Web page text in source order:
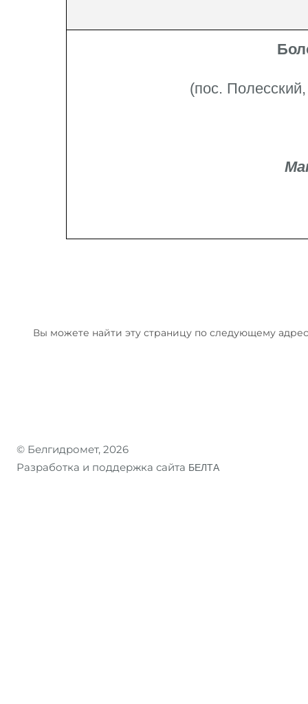
(пос.
Вы можете найти эту страницу по следующему
© Белгидромет, 2026
Разработка и поддержка сайта БЕЛТА